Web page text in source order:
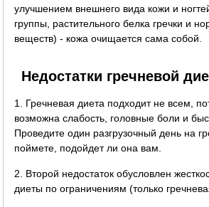
улучшением внешнего вида кожи и
группы, растительного белка гречки и
веществ) - кожа очищается сама собой.
Недостатки гречневой
1. Гречневая диета подходит не всем,
возможна слабость, головные боли и
Проведите один разгрузочный день на
поймете, подойдет ли она вам.
2. Второй недостаток обусловлен
диеты по ограничениям (только